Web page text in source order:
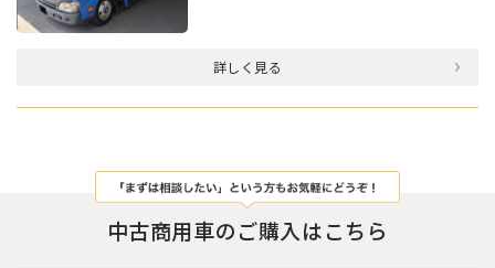
詳しく見る
中古商用車のご購入はこちら